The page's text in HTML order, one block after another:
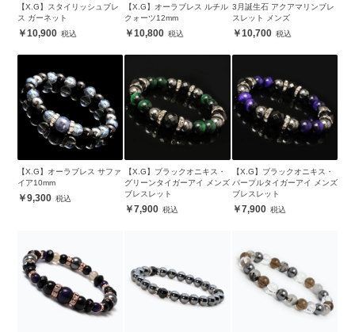
【X.G】スタイリッシュブレ
ス ガーネット
10,900
【X.G】オーラブレス ルチル
クォーツ12mm
10,800
3月誕生石 アクアマリンブレ
スレット メンズ
10,700
【X.G】オーラブレス サファ
イア10mm
9,300
【X.G】ブラックオニキス・
グリーンタイガーアイ メンズ
ブレスレット
7,900
【X.G】ブラックオニキス・
パープルタイガーアイ メンズ
ブレスレット
7,900